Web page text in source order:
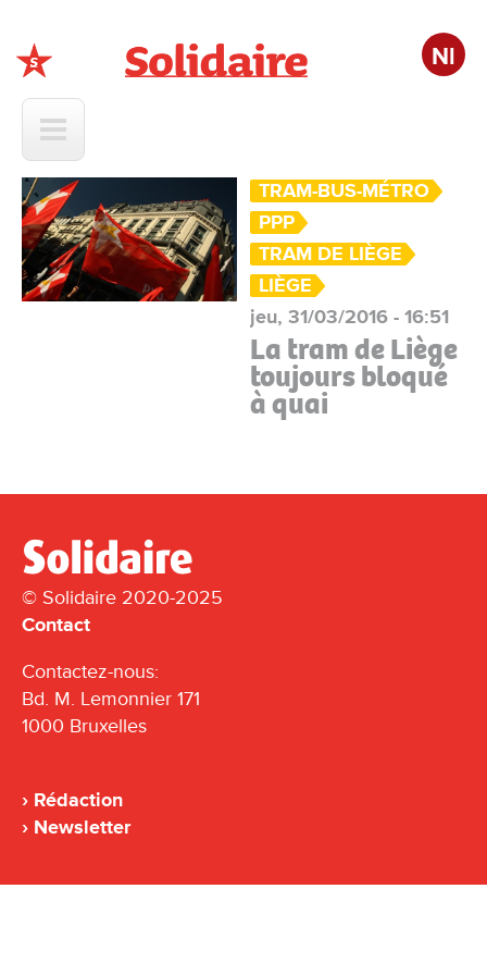
Nl
TRAM-BUS-MÉTRO
PPP
TRAM DE LIÈGE
LIÈGE
jeu, 31/03/2016 - 16:51
La tram de Liège
toujours bloqué
à quai
© Solidaire 2020-2025
Contact
Contactez-nous:
Bd. M. Lemonnier 171
1000 Bruxelles
Rédaction
Newsletter